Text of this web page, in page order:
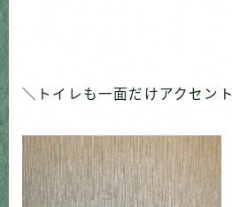
＼トイレも一面だけアクセント